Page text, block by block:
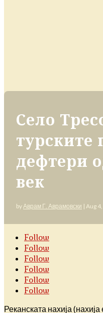
Село
турските
дефтери
век
byАврам Г. Аврамовски | Aug
Follow
Follow
Follow
Follow
Follow
Follow
Реканската нахија